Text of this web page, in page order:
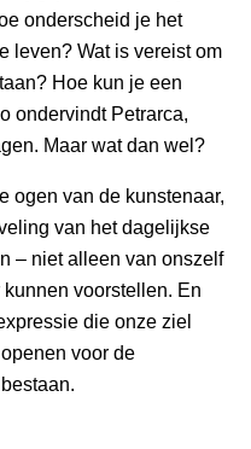
onderscheid je het
leven? Wat is vereist om
Hoe kun je een
ondervindt Petrarca,
Maar wat dan wel?
ogen van de kunstenaar,
van het dagelijkse
– niet alleen van onszelf
voorstellen. En
die onze ziel
voor de